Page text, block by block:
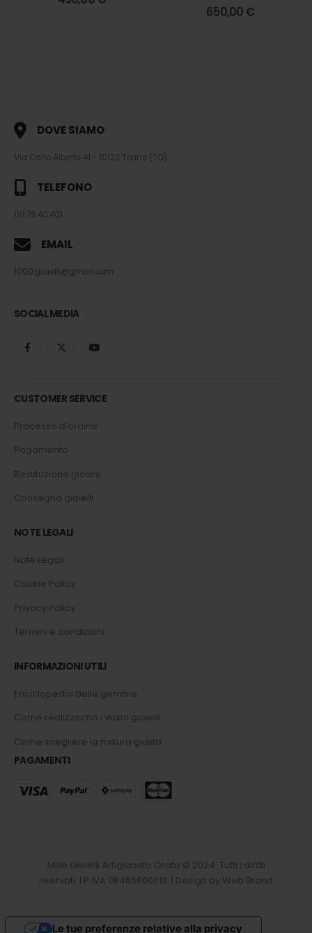
0 out of 5
650,00€
DOVE SIAMO
Via Carlo Alberto 41 - 10123 Torino (TO)
TELEFONO
011.76.40.401
EMAIL
1000.gioielli@gmail.com
SOCIAL MEDIA
CUSTOMER SERVICE
Processo d’ordine
Pagamento
Restituzione gioielli
Consegna gioielli
NOTE LEGALI
Note Legali
Cookie Policy
Privacy Policy
Termini e condizioni
INFORMAZIONI UTILI
Enciclopedia delle gemme
Come realizziamo i vostri gioielli
Come scegliere la misura giusta
PAGAMENTI
Mille Gioielli Artigianato Orafo © 2024. Tutti i diritti
riservati. | P.IVA 08465860016. | Design by Web Brand
Le tue preferenze relative alla privacy